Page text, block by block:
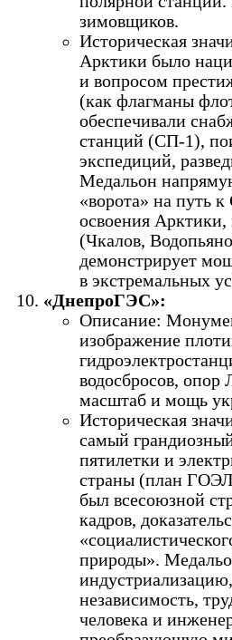
зимовщиков.
Историческая
Арктики было
и вопросом
(как флагманы
обеспечивали
станций (СП-1),
экспедиций,
Медальон
«ворота» на путь
освоения Арктики,
(Чкалов,
демонстрирует
в экстремальных
«ДнепроГЭС»:
Описание:
изображение
водосбросов,
масштаб и мощь
Историческая
самый
пятилетки и
страны (план
был всесоюзной
кадров,
природы».
независимость,
человека и